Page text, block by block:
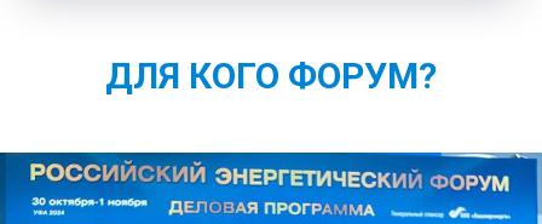
ДЛЯ КОГО ФОРУМ?